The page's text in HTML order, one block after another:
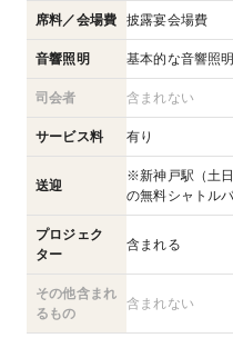
席料／会場費 披露宴会場費
音響照明 基本的な音響照
司会者 含まれない
サービス料 有り
送迎
※新神戸駅（土
の無料シャトル
プロジェク
ター
含まれる
その他含まれ
るもの
含まれない